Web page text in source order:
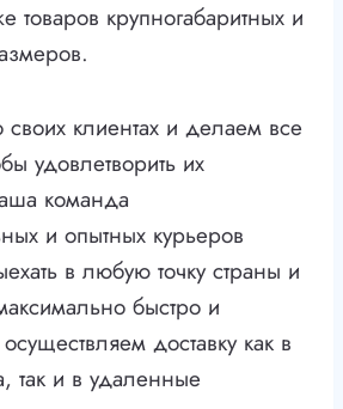
товаров крупногабаритных и
клиентах и делаем все
удовлетворить их
команда
и опытных курьеров
в любую точку страны и
быстро и
доставку как в
так и в удаленные